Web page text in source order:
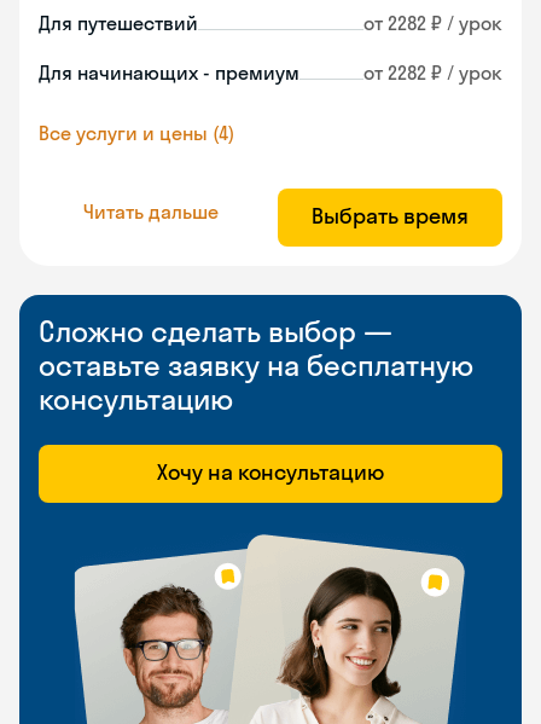
Для путешествий от 2282 ₽ / урок
Для начинающих - премиум от 2282 ₽ / урок
Все услуги и цены (4)
Читать дальше Выбрать время
Сложно сделать выбор —
оставьте заявку на бесплатную
консультацию
Хочу на консультацию